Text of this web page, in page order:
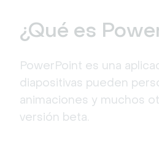
¿Qué es
PowerPoint es una
diapositivas pueden
animaciones y muchos
versión beta.